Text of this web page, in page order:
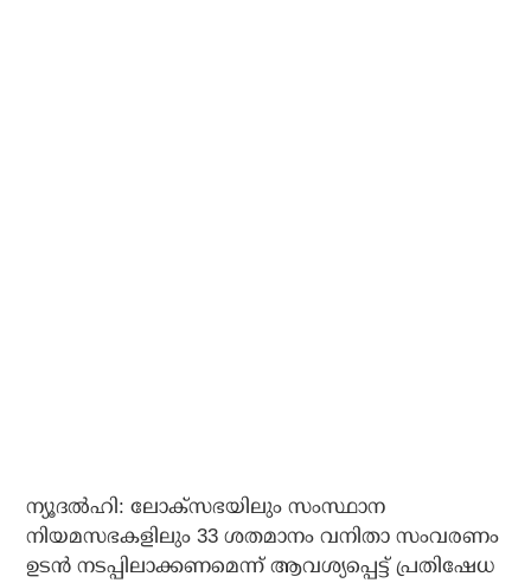
ന്യൂദൽഹി: ലോക്‌സഭയിലും സംസ്ഥാന
നിയമസഭകളിലും 33 ശതമാനം വനിതാ സംവരണം
ഉടൻ നടപ്പിലാക്കണമെന്ന് ആവശ്യപ്പെട്ട് പ്രതിഷേധ